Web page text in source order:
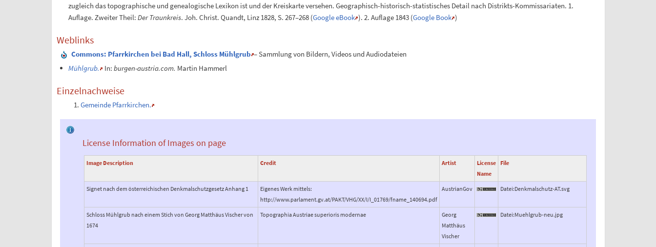
zugleich das topographische und genealogische Lexikon ist und der Kreiskarte versehen. Geographisch-historisch-statistisches Detail nach Distrikts-Kommissariaten. 1.
Auflage. Zweiter Theil:Der Traunkreis. Joh. Christ. Quandt, Linz 1828,S. 267–268 (Google eBook ). 2. Auflage 1843 (Google Book )
Weblinks
Commons: Pfarrkirchen bei Bad Hall, Schloss Mühlgrub – Sammlung von Bildern, Videos und Audiodateien
Mühlgrub.
In: burgen-austria.com. Martin Hammerl
Einzelnachweise
Gemeinde Pfarrkirchen.
License Information of Images on page
Image Description Credit Artist
License
Name
File
Signet nach dem österreichischen Denkmalschutzgesetz Anhang 1
Eigenes Werk mittels:
http://www.parlament.gv.at/PAKT/VHG/XX/I/I_01769/fname_140694.pdf
AustrianGov Datei:Denkmalschutz-AT.svg
Schloss Mühlgrub nach einem Stich von Georg Matthäus Vischer von
1674
Topographia Austriae superioris modernae
Georg
Matthäus
Vischer
Datei:Muehlgrub-neu.jpg